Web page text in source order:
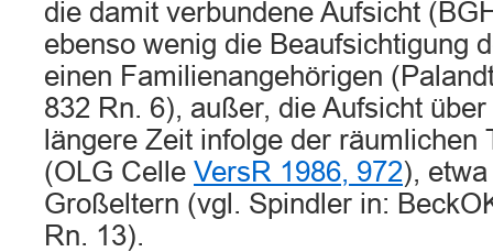
die damit verbundene Aufsicht
ebenso wenig die Beaufsichtigung
einen Familienangehörigen
832 Rn. 6), außer, die Aufsicht
längere Zeit infolge der räumlichen
(OLG Celle VersR 1986, 972),
Großeltern (vgl. Spindler in:
Rn. 13).